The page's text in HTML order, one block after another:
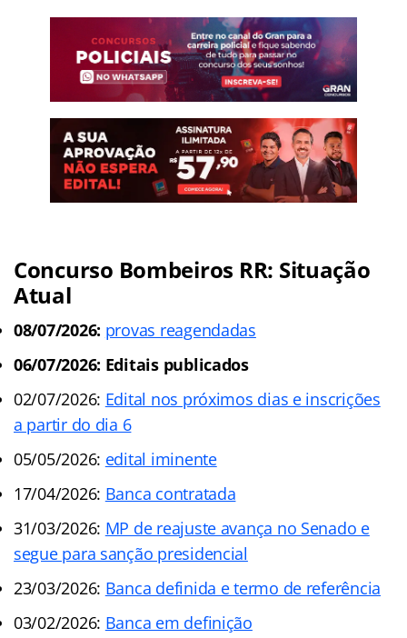
Concurso Bombeiros RR: Situação
Atual
08/07/2026: provas reagendadas
06/07/2026: Editais publicados
02/07/2026: Edital nos próximos dias e inscrições
a partir do dia 6
05/05/2026: edital iminente
17/04/2026: Banca contratada
31/03/2026: MP de reajuste avança no Senado e
segue para sanção presidencial
23/03/2026: Banca definida e termo de referência
03/02/2026: Banca em definição